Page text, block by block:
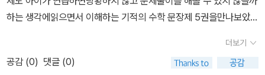
수 있는 자신감이 생길 것이다 ✏️ 이 책의 특징을 살펴보면 📍핵심어
독해법으로 문제읽기 능력 강화 정보와 조건이 있는 수학 문장제를
읽을 때에는 👉🏻 핵심어에 표시하면서 문제를 읽는다👉🏻 핵심어를 중
심으로 수학 독해를 한다 📍절차학습법으로 문제해결 능력 강화수학
하는 생각에읽으면서 이해하는 기적의 수학 문장제 5권을만나보았네
도 당황~기본 개념을 알고 있는지 확인 후간략한 부분이기 때문에이
부분이 부족하다 싶으면단원의 교과서와 익힘책을한번더 익힌 후 학
더보기
공감 (0) 댓글 (0)